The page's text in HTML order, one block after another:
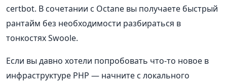
certbot. В сочетании с Octane вы получаете быстрый
рантайм без необходимости разбираться в
тонкостях Swoole.
Если вы давно хотели попробовать что-то новое в
инфраструктуре PHP — начните с локального